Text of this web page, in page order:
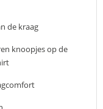
de kraag
knoopjes op de